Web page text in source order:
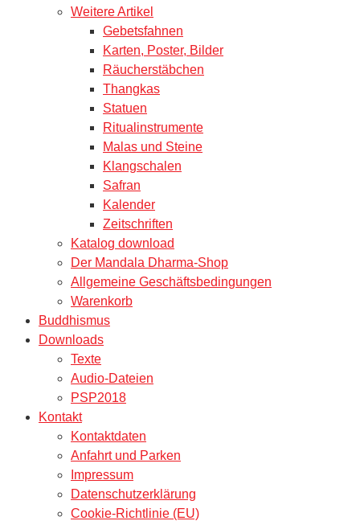
Weitere Artikel
Gebetsfahnen
Karten, Poster, Bilder
Räucherstäbchen
Thangkas
Statuen
Ritualinstrumente
Malas und Steine
Klangschalen
Safran
Kalender
Zeitschriften
Katalog download
Der Mandala Dharma-Shop
Allgemeine Geschäftsbedingungen
Warenkorb
Buddhismus
Downloads
Texte
Audio-Dateien
PSP2018
Kontakt
Kontaktdaten
Anfahrt und Parken
Impressum
Datenschutzerklärung
Cookie-Richtlinie (EU)